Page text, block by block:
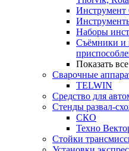
Инструмент
Наборы
Съёмники и
Показать все
Сварочные
TELWIN
Средство для
Стенды развал-
СКО
Техно
Стойки